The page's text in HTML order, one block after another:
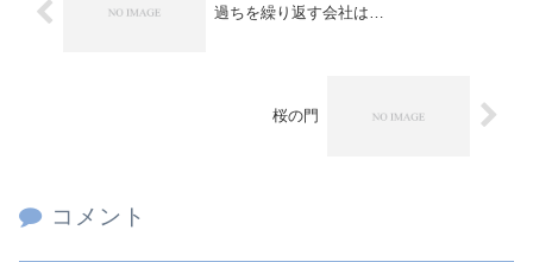
過ちを繰り返す会社は…
桜の門
コメント